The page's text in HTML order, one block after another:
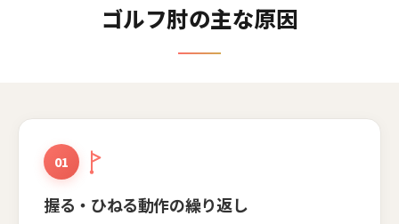
ゴルフ肘の主な原因
01
握る・ひねる動作の繰り返し